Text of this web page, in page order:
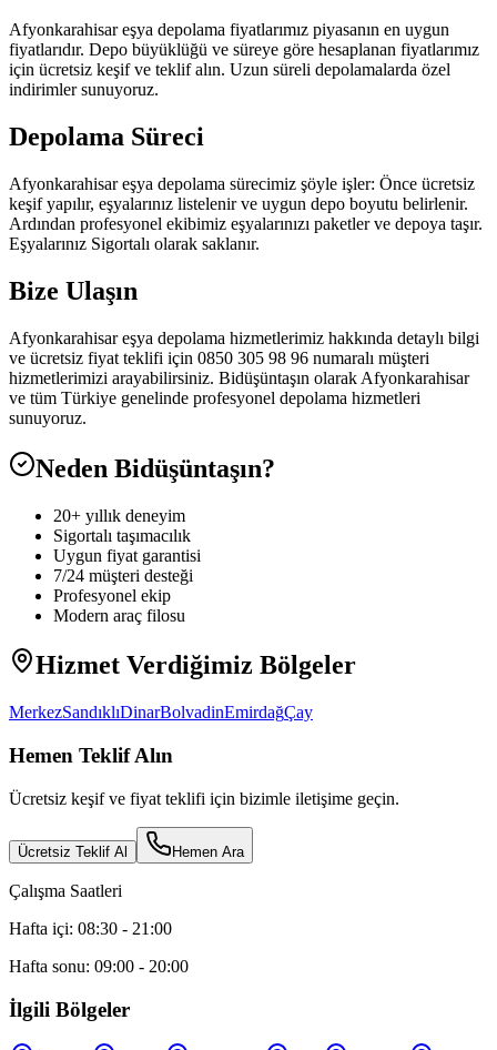
Afyonkarahisar eşya depolama fiyatlarımız piyasanın en uygun
fiyatlarıdır. Depo büyüklüğü ve süreye göre hesaplanan fiyatlarımız
için ücretsiz keşif ve teklif alın. Uzun süreli depolamalarda özel
indirimler sunuyoruz.
Depolama Süreci
Afyonkarahisar eşya depolama sürecimiz şöyle işler: Önce ücretsiz
keşif yapılır, eşyalarınız listelenir ve uygun depo boyutu belirlenir.
Ardından profesyonel ekibimiz eşyalarınızı paketler ve depoya taşır.
Eşyalarınız Sigortalı olarak saklanır.
Bize Ulaşın
Afyonkarahisar eşya depolama hizmetlerimiz hakkında detaylı bilgi
ve ücretsiz fiyat teklifi için 0850 305 98 96 numaralı müşteri
hizmetlerimizi arayabilirsiniz. Bidüşüntaşın olarak Afyonkarahisar
ve tüm Türkiye genelinde profesyonel depolama hizmetleri
sunuyoruz.
Neden Bidüşüntaşın?
20+ yıllık deneyim
Sigortalı taşımacılık
Uygun fiyat garantisi
7/24 müşteri desteği
Profesyonel ekip
Modern araç filosu
Hizmet Verdiğimiz Bölgeler
MerkezSandıklıDinarBolvadinEmirdağÇay
Hemen Teklif Alın
Ücretsiz keşif ve fiyat teklifi için bizimle iletişime geçin.
Ücretsiz Teklif Al Hemen Ara
Çalışma Saatleri
Hafta içi: 08:30 - 21:00
Hafta sonu: 09:00 - 20:00
İlgili Bölgeler